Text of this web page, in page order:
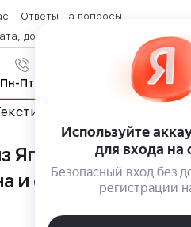
Ответы на вопросы
доставка и возврат товара
8 (800) 600-28-07
Пн-Пт с 9:00 до 19:00
Японии Kicori
и оригинальный